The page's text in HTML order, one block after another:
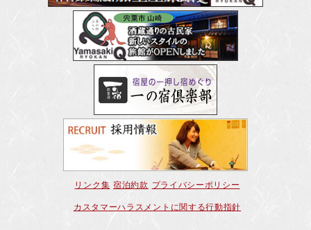
リンク集 宿泊約款 プライバシーポリシー
カスタマーハラスメントに関する行動指針